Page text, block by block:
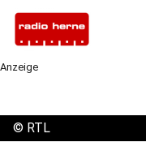
Anzeige
© RTL